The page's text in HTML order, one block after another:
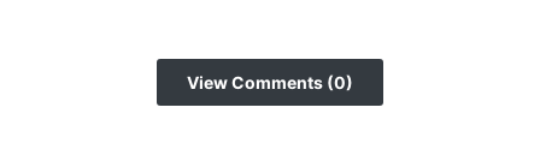
View Comments (0)